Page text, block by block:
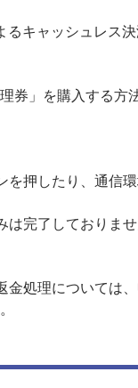
キャッシュレス決
券」を購入する方
を押したり、通信
は完了しておりま
金処理については